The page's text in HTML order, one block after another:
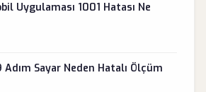
Uygulaması 1001 Hatası Ne
Sayar Neden Hatalı Ölçüm